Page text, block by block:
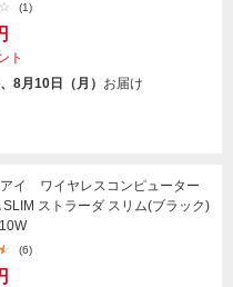
(1)
ト
8月10日（月） お届け
イ ワイヤレスコンピューター
SLIM ストラーダ スリム(ブラック)
(6)